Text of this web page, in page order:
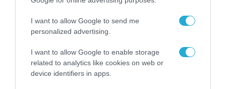
I want to allow Google to send me
personalized advertising.
I want to allow Google to enable storage
related to analytics like cookies on web or
device identifiers in apps.
Firewall, που εξαλείφει τα «τυφλά
σημεία» της Τεχνητής Νοημοσύνης σε
κάθε δίκτυο
30.07.2026